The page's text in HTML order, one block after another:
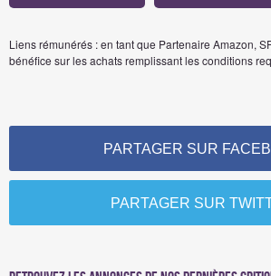
Liens rémunérés : en tant que Partenaire Amazon,
bénéfice sur les achats remplissant les conditions
PARTAGER SUR
PARTAGER SUR